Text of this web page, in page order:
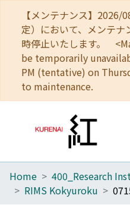
【メンテナンス】
定）において、メンテ
時停止いたします。
be temporarily
PM (tentative) on
to maintenance.
Home
Home
RIMS Kokyuroku